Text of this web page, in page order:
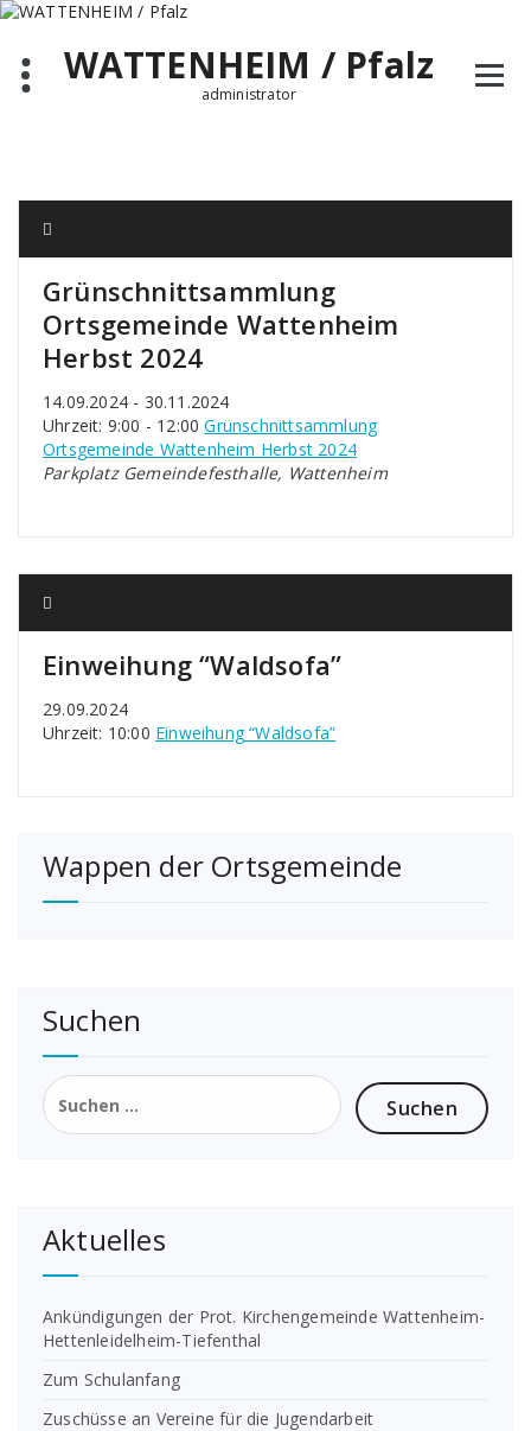
Zum
springenWATTENHEIM / Pfalz
administrator
Grünschnittsammlung
Ortsgemeinde Wattenheim
Herbst 2024
14.09.2024 - 30.11.2024
Uhrzeit: 9:00 - 12:00Grünschnittsammlung
Ortsgemeinde Wattenheim Herbst 2024
Parkplatz Gemeindefesthalle, Wattenheim
Einweihung “Waldsofa”
29.09.2024
Uhrzeit: 10:00 Einweihung “Waldsofa”
Wappen der Ortsgemeinde
Suchen
Suchen
nach:
Aktuelles
Ankündigungen der Prot. Kirchengemeinde Wattenheim-
Hettenleidelheim-Tiefenthal
Zum Schulanfang
Zuschüsse an Vereine für die Jugendarbeit